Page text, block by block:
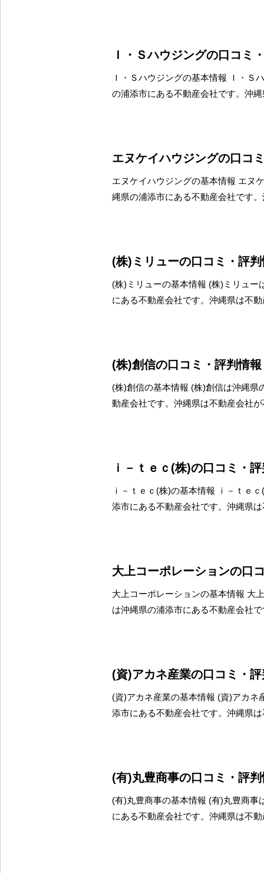
Ｉ・Ｓハウジングの口コミ
Ｉ・Ｓハウジングの基本情報 Ｉ・Ｓ
の浦添市にある不動産会社です。沖
エヌケイハウジングの口コ
エヌケイハウジングの基本情報 エヌ
縄県の浦添市にある不動産会社です
(株)ミリューの口コミ・評
(株)ミリューの基本情報 (株)ミリュー
にある不動産会社です。沖縄県は不
(株)創信の口コミ・評判情報
(株)創信の基本情報 (株)創信は沖縄県
動産会社です。沖縄県は不動産会社
ｉ－ｔｅｃ(株)の口コミ・
ｉ－ｔｅｃ(株)の基本情報 ｉ－ｔｅ
添市にある不動産会社です。沖縄県
大上コーポレーションの口
大上コーポレーションの基本情報 大
は沖縄県の浦添市にある不動産会社
(資)アカネ産業の口コミ・
(資)アカネ産業の基本情報 (資)アカネ
添市にある不動産会社です。沖縄県
(有)丸豊商事の口コミ・評
(有)丸豊商事の基本情報 (有)丸豊商事
にある不動産会社です。沖縄県は不